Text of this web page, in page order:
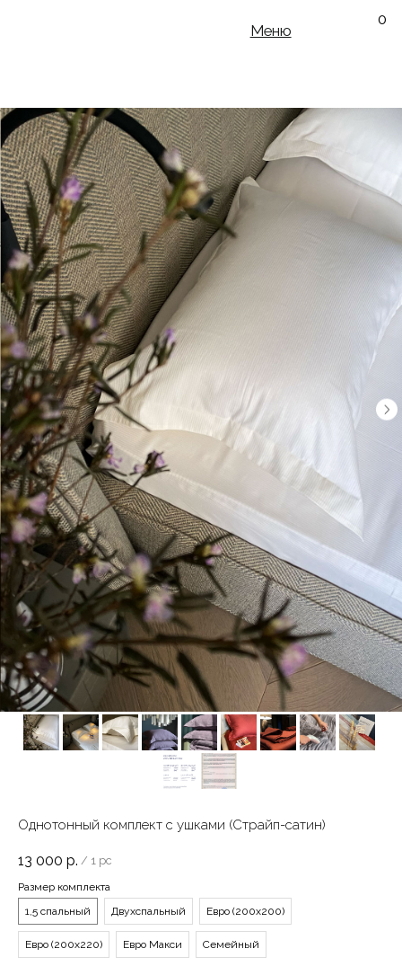
Однотонный комплект с ушками (Страйп-сатин)
13 000 р. / 1 pc
Размер комплекта
1,5 спальный
Двухспальный Евро (200х200)
Евро (200х220) Евро Макси Семейный